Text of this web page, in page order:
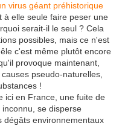
virus géant préhistorique
à elle seule faire peser une
serait-il le seul ? Cela
possibles, mais ce n'est
c'est même plutôt encore
provoque maintenant,
pseudo-naturelles,
!
ici en France, une fuite de
se disperse
dégâts environnementaux